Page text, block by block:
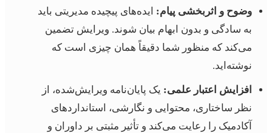
وضوح و اثربخشی پیام: ایده‌های پیچیده مدیریتی باید
به سادگی و بدون ابهام بیان شوند. ویرایش تضمین
می‌کند که منظور شما دقیقاً همان چیزی است که
نوشته‌اید.
افزایش اعتبار علمی: یک پایان‌نامه ویرایش‌شده، از
نظر ساختاری، محتوایی و نگارشی، استانداردهای
آکادمیک را رعایت می‌کند و تأثیر مثبتی بر داوران و